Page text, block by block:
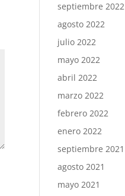
septiembre 2022
agosto 2022
julio 2022
mayo 2022
abril 2022
marzo 2022
febrero 2022
enero 2022
septiembre 2021
agosto 2021
mayo 2021